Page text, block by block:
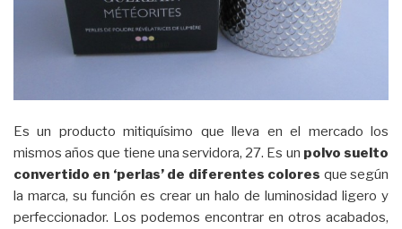
Es un producto mitiquísimo que lleva en el mercado los
mismos años que tiene una servidora, 27. Es un polvo suelto
convertido en ‘perlas’ de diferentes colores que según
la marca, su función es crear un halo de luminosidad ligero y
perfeccionador. Los podemos encontrar en otros acabados,